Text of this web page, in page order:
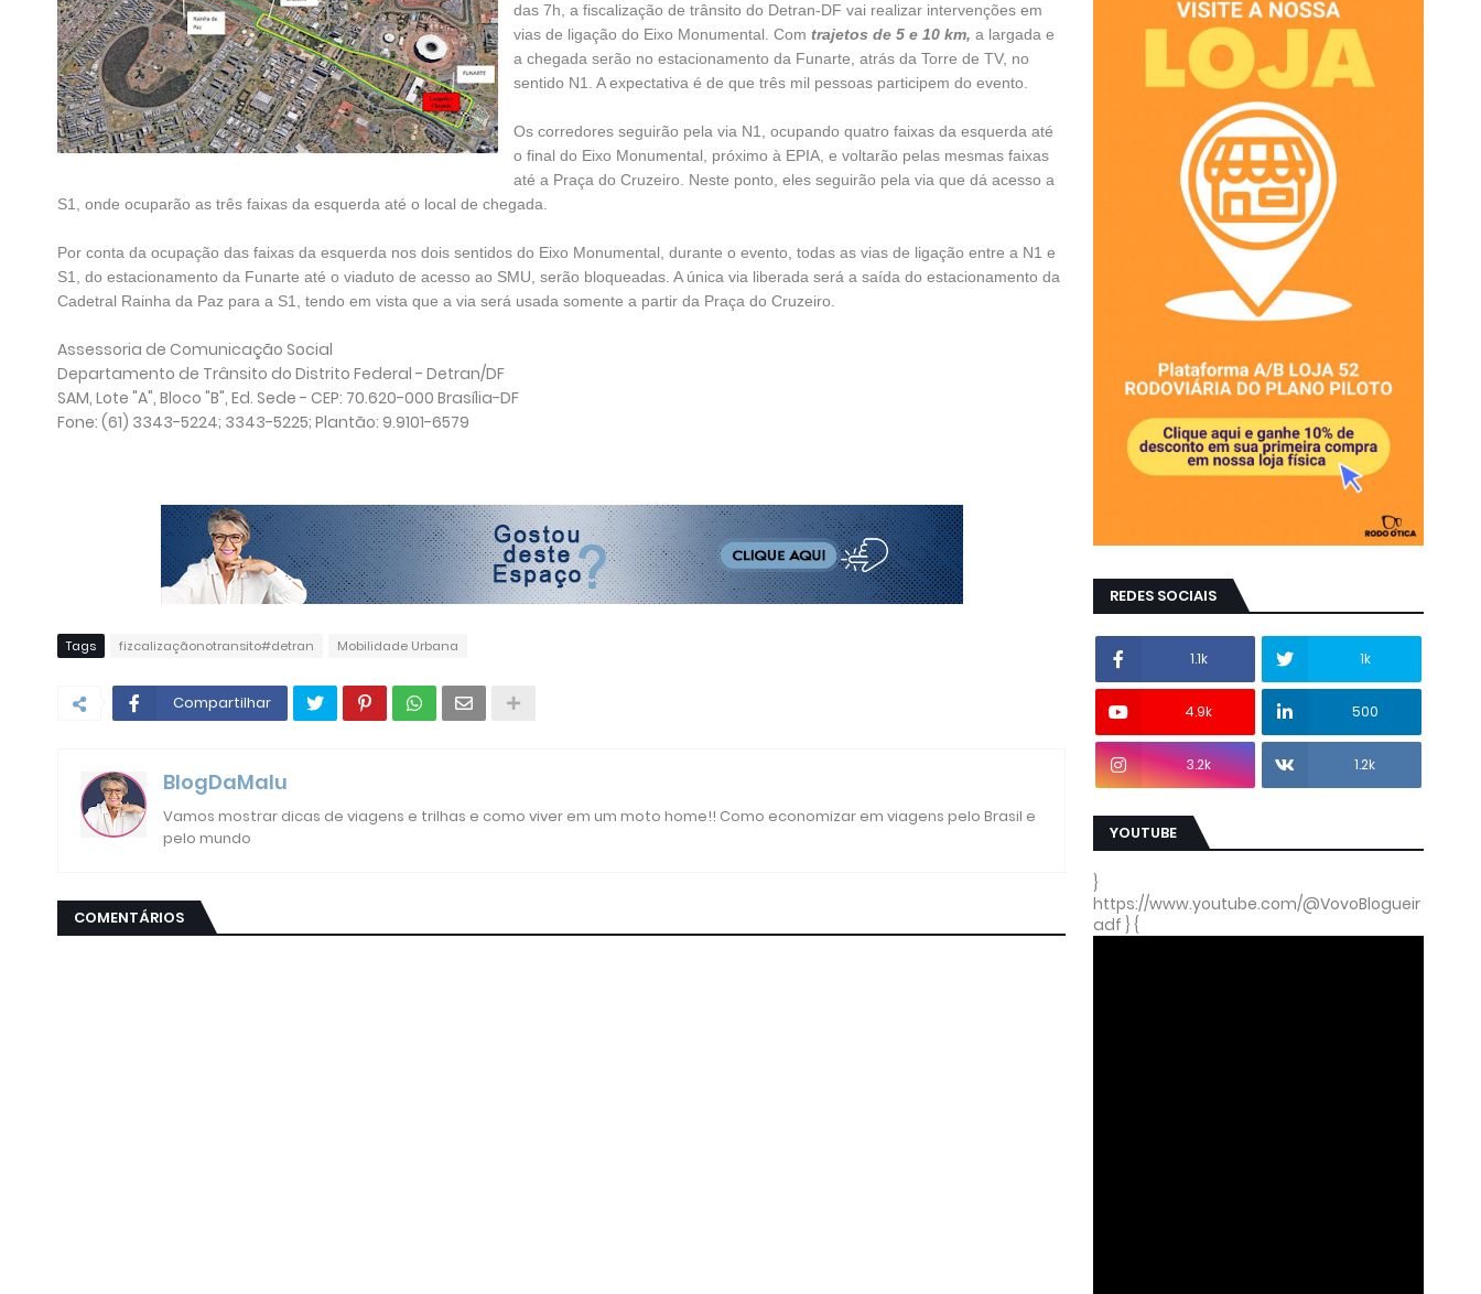
das 7h, a fiscalização de trânsito do Detran-DF vai realizar intervenções em
vias de ligação do Eixo Monumental. Com trajetos de 5 e 10 km, a largada e
a chegada serão no estacionamento da Funarte, atrás da Torre de TV, no
sentido N1. A expectativa é de que três mil pessoas participem do evento.
Os corredores seguirão pela via N1, ocupando quatro faixas da esquerda até
o final do Eixo Monumental, próximo à EPIA, e voltarão pelas mesmas faixas
até a Praça do Cruzeiro. Neste ponto, eles seguirão pela via que dá acesso a
S1, onde ocuparão as três faixas da esquerda até o local de chegada.
Por conta da ocupação das faixas da esquerda nos dois sentidos do Eixo Monumental, durante o evento, todas as vias de ligação entre a N1 e
S1, do estacionamento da Funarte até o viaduto de acesso ao SMU, serão bloqueadas. A única via liberada será a saída do estacionamento da
Cadetral Rainha da Paz para a S1, tendo em vista que a via será usada somente a partir da Praça do Cruzeiro.
Assessoria de Comunicação Social
Departamento de Trânsito do Distrito Federal - Detran/DF
SAM, Lote "A", Bloco "B", Ed. Sede - CEP: 70.620-000 Brasília-DF
Fone: (61) 3343-5224; 3343-5225; Plantão: 9.9101-6579
Tags fizcalizaçãonotransito#detran Mobilidade Urbana
Compartilhar
BlogDaMalu
Vamos mostrar dicas de viagens e trilhas e como viver em um moto home!! Como economizar em viagens pelo Brasil e
pelo mundo
COMENTÁRIOS
REDES SOCIAIS
1.1k 1k
4.9k 500
3.2k 1.2k
YOUTUBE
}
https://www.youtube.com/@VovoBlogueir
adf } {